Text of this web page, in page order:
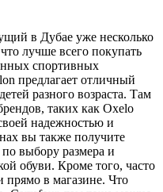
в Дубае уже несколько
лучше всего покупать
спортивных
предлагает отличный
разного возраста. Там
таких как Oxelo
надежностью и
вы также получите
выбору размера и
обуви. Кроме того, часто
прямо в магазине. Что